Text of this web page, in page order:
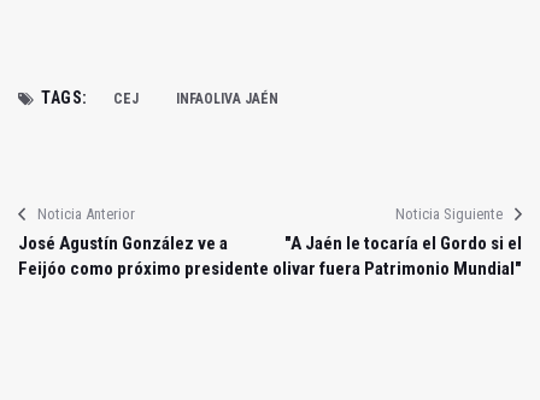
TAGS: CEJ INFAOLIVA JAÉN
Noticia Anterior
José Agustín González ve a
Feijóo como próximo presidente
Noticia Siguiente
"A Jaén le tocaría el Gordo si el
olivar fuera Patrimonio Mundial"